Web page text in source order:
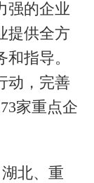
强的企业
提供全方
指导。
动，完善
家重点企
北、重